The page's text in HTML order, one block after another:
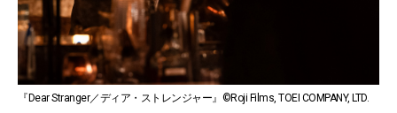
『Dear Stranger／ディア・ストレンジャー』©Roji Films, TOEI COMPANY, LTD.